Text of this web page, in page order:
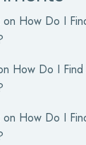
on How Do I
How Do I
on How Do I